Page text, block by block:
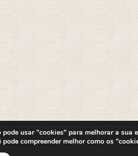
pode usar "cookies" para melhorar a sua
pode compreender melhor como os